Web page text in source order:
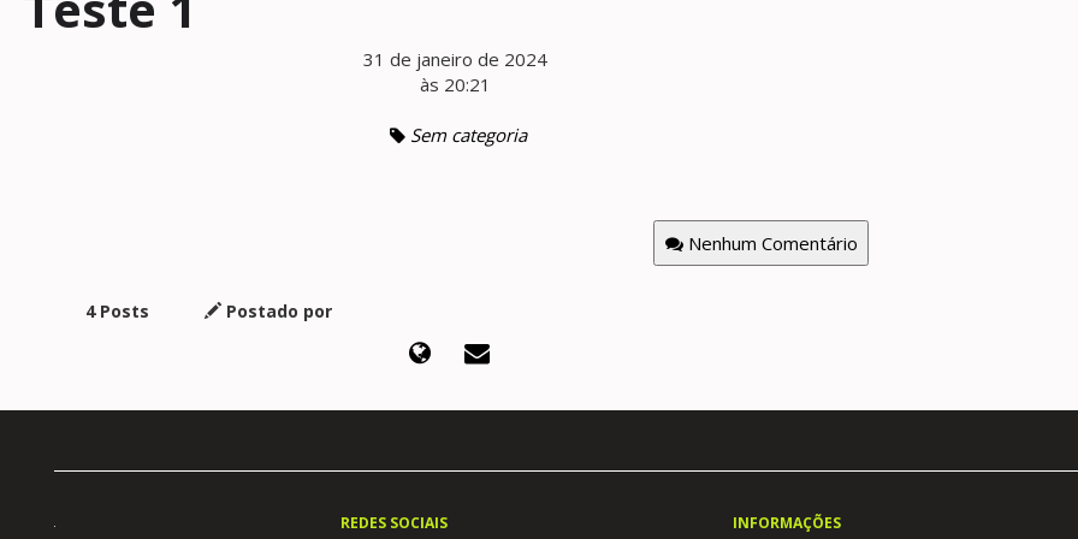
31 de janeiro de 2024
às 20:21
Sem categoria
Nenhum Comentário
4 Posts Postado por
REDES SOCIAIS INFORMAÇÕES